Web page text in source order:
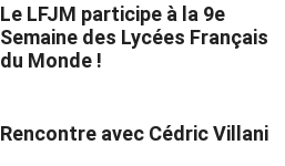
Le LFJM participe à la 9e
Semaine des Lycées Français
du Monde !
Rencontre avec Cédric Villani